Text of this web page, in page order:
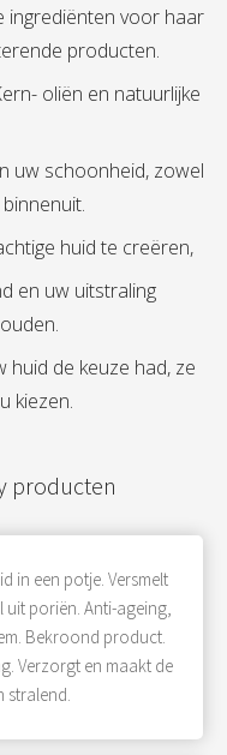
ingrediënten voor haar
producten.
oliën en natuurlijke
uw schoonheid, zowel
huid te creëren,
en uw uitstraling
huid de keuze had, ze
kiezen.
producten
in een potje. Versmelt
poriën. Anti-ageing,
Bekroond product.
Verzorgt en maakt de
stralend.